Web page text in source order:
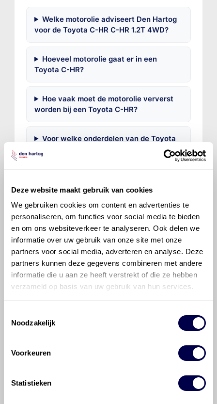
Deze website maakt gebruik van cookies
We gebruiken cookies om content en advertenties te
personaliseren, om functies voor social media te bieden
en om ons websiteverkeer te analyseren. Ook delen we
informatie over uw gebruik van onze site met onze
partners voor social media, adverteren en analyse. Deze
partners kunnen deze gegevens combineren met andere
informatie die u aan ze heeft verstrekt of die ze hebben
verzameld op basis van uw gebruik van hun services.
Noodzakelijk
Voorkeuren
Statistieken
Welke motorolie adviseert Den Hartog
voor de Toyota C-HR C-HR 1.2T 4WD?
Hoeveel motorolie gaat er in een
Toyota C-HR?
Hoe vaak moet de motorolie ververst
worden bij een Toyota C-HR?
Voor welke onderdelen van de Toyota
©OlyslagerAlle rechten voorbehouden. Deze
informatie mag noch geheel noch gedeeltelijk worden
gereproduceerd, opgeslagen in een database of op
andere manieren worden overgedragen zonder
voorafgaande schriftelijke toestemming van Olyslager
Organisation B.V. Hoewel alles in het werk is gesteld
om ervoor te zorgen dat deze gegevens zo accuraat
aansprakelijkheid aanvaard, anders dan waartoe een
wettelijke verplichting bestaat, voor schade of verlies
informatie. Door deze olieaanbevelingsinformatie te
raadplegen en te gebruiken erkent de gebruiker dat
om de vereiste onderhoudswerkzaamheden op een
veilige en verantwoorde manier uit te voeren. Hij/zij